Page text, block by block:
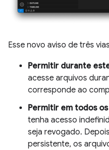
Esse novo aviso de três
Permitir durante
acesse arquivos
corresponde ao
Permitir em todos
tenha acesso
seja revogado.
persistente, os